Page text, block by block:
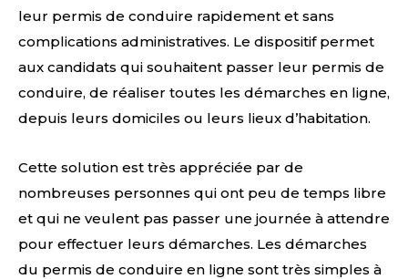
leur permis de conduire rapidement et sans
complications administratives. Le dispositif permet
aux candidats qui souhaitent passer leur permis de
conduire, de réaliser toutes les démarches en ligne,
depuis leurs domiciles ou leurs lieux d’habitation.
Cette solution est très appréciée par de
nombreuses personnes qui ont peu de temps libre
et qui ne veulent pas passer une journée à attendre
pour effectuer leurs démarches. Les démarches
du permis de conduire en ligne sont très simples à